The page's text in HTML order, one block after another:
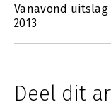
Vanavond
2013
Deel dit